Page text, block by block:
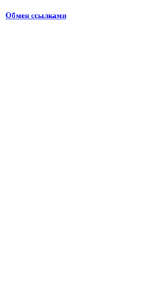
Обмен ссылками